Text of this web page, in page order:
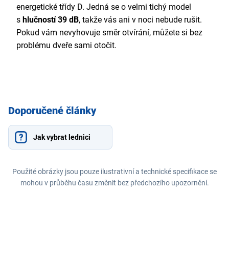
energetické třídy D. Jedná se o velmi tichý model
s hlučností 39 dB, takže vás ani v noci nebude rušit.
Pokud vám nevyhovuje směr otvírání, můžete si bez
problému dveře sami otočit.
Doporučené články
Jak vybrat lednici
Použité obrázky jsou pouze ilustrativní a technické specifikace se
mohou v průběhu času změnit bez předchozího upozornění.